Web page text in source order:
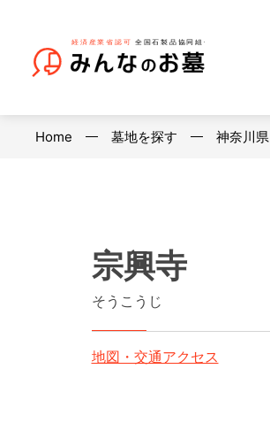
Home 墓地を探す 神奈川県
宗興寺
そうこうじ
地図・交通アクセス